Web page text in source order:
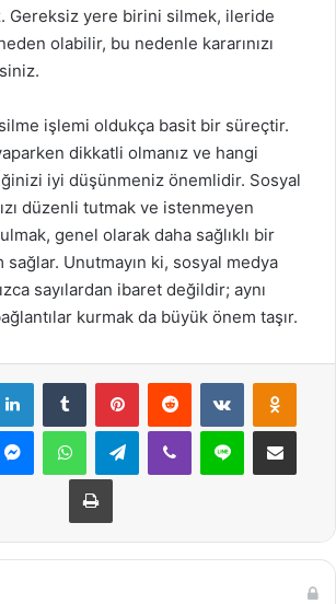
Gereksiz yere birini silmek, ileride
olabilir, bu nedenle kararınızı
işlemi oldukça basit bir süreçtir.
dikkatli olmanız ve hangi
iyi düşünmeniz önemlidir. Sosyal
düzenli tutmak ve istenmeyen
genel olarak daha sağlıklı bir
Unutmayın ki, sosyal medya
sayılardan ibaret değildir; aynı
kurmak da büyük önem taşır.
LinkedInTumblr PinterestReddit VKontakte
MessengerWhatsAppTelegramViber Line E-Posta ile
Yazdır